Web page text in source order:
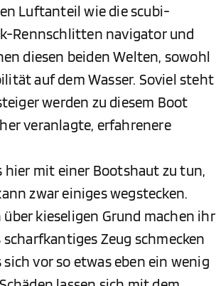
Luftanteil wie die scubi-
Rennschlitten navigator und
diesen beiden Welten, sowohl
auf dem Wasser. Soviel steht
werden zu diesem Boot
veranlagte, erfahrenere
hier mit einer Bootshaut zu tun,
zwar einiges wegstecken.
kieseligen Grund machen ihr
Zeug schmecken
vor so etwas eben ein wenig